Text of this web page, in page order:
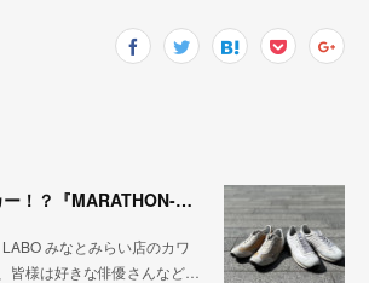
カメレオンスニーカー！？『MARATHON-NTRAL』『STADIUM-NTRAL』
みなとみらい店のカワ
皆様は好きな俳優さんなど…